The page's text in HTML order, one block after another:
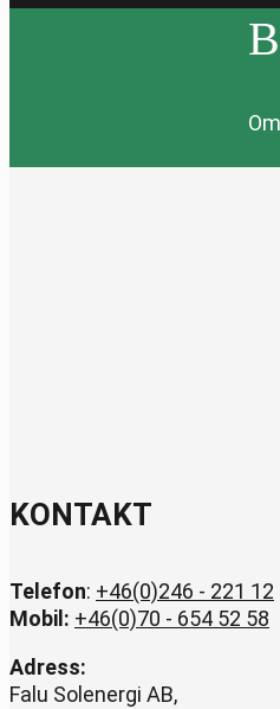
KONTAKT
Telefon: +46(0)246 - 221 12
Mobil: +46(0)70 - 654 52 58
Adress:
Falu Solenergi AB,